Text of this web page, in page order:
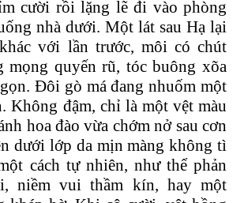
cười rồi lặng lẽ đi vào phòng
nhà dưới. Một lát sau Hạ lại
với lần trước, môi có chút
mọng quyến rũ, tóc buông xõa
Đôi gò má đang nhuốm một
Không đậm, chỉ là một vệt màu
hoa đào vừa chớm nở sau cơn
dưới lớp da mịn màng không tì
cách tự nhiên, như thể phản
niềm vui thầm kín, hay một